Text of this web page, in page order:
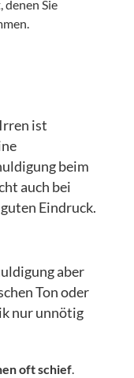
Sie
ist
beim
auch bei
Eindruck.
aber
Ton oder
nur unnötig
oft schief